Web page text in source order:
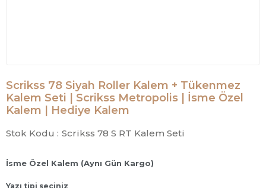
Scrikss 78 Siyah Roller Kalem + Tükenmez
Kalem Seti | Scrikss Metropolis | İsme Özel
Kalem | Hediye Kalem
Stok Kodu : Scrikss 78 S RT Kalem Seti
İsme Özel Kalem (Aynı Gün Kargo)
Yazı tipi seçiniz